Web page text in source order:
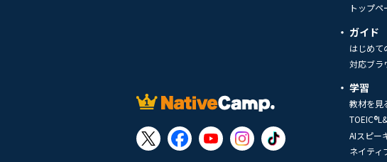
トップペ
ガイド
はじめて
対応ブラ
学習
教材を見
AIスピー
ネイティ